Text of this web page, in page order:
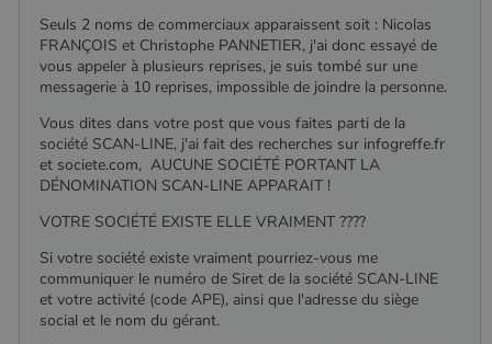
Seuls 2 noms de commerciaux apparaissent soit : Nicolas
FRANÇOIS et Christophe PANNETIER, j'ai donc essayé de
vous appeler à plusieurs reprises, je suis tombé sur une
messagerie à 10 reprises, impossible de joindre la personne.
Vous dites dans votre post que vous faites parti de la
société SCAN-LINE, j'ai fait des recherches sur infogreffe.fr
et societe.com, AUCUNE SOCIÉTÉ PORTANT LA
DÉNOMINATION SCAN-LINE APPARAIT !
VOTRE SOCIÉTÉ EXISTE ELLE VRAIMENT ????
Si votre société existe vraiment pourriez-vous me
communiquer le numéro de Siret de la société SCAN-LINE
et votre activité (code APE), ainsi que l'adresse du siège
social et le nom du gérant.